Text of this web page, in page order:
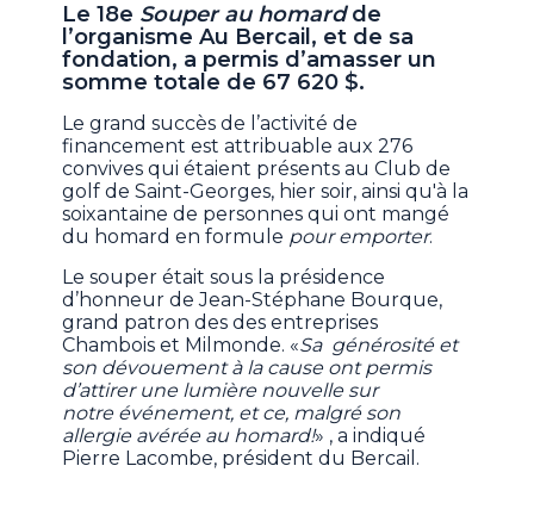
Le 18e Souper au homardde
l’organisme Au Bercail, et de sa
fondation, a permis d’amasser un
somme totale de 67 620 $.
Le grand succès de l’activité de
financement est attribuable aux 276
convives qui étaient présents au Club de
golf de Saint-Georges, hier soir, ainsi qu'à la
soixantaine de personnes qui ont mangé
du homard en formule pour emporter.
Le souper était sous la présidence
d’honneur de Jean-Stéphane Bourque,
grand patron des des entreprises
Chambois et Milmonde. «Sa générosité et
son dévouement à la cause ont permis
d’attirer une lumière nouvelle sur
notre événement, et ce, malgré son
allergie avérée au homard!» , a indiqué
Pierre Lacombe, président du Bercail.